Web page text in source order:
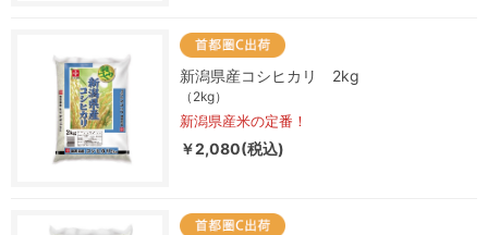
新潟県産コシヒカリ 2kg
（2kg）
新潟県産米の定番！
￥2,080(税込)